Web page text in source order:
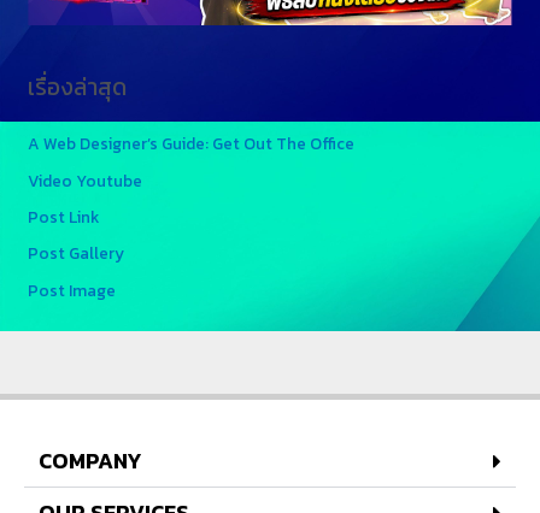
เรื่องล่าสุด
A Web Designer’s Guide: Get Out The Office
Video Youtube
Post Link
Post Gallery
Post Image
COMPANY